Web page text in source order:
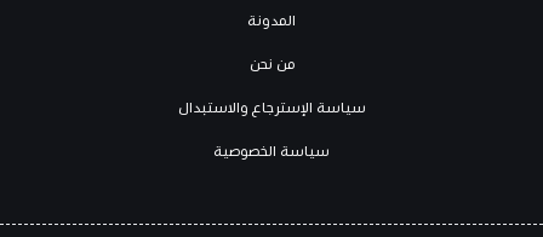
المدونة
من نحن
سياسة الإسترجاع والاستبدال
سياسة الخصوصية